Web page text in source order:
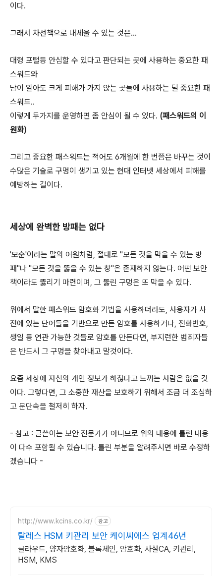
이다.
그래서 차선책으로 내세울 수 있는 것은...
대형 포털등 안심할 수 있다고 판단되는 곳에 사용하는 중요한 패
스워드와
남이 알아도 크게 피해가 가지 않는 곳들에 사용하는 덜 중요한 패
스워드..
이렇게 두가지를 운영하면 좀 안심이 될 수 있다. (패스워드의 이
원화)
그리고 중요한 패스워드는 적어도 6개월에 한 번쯤은 바꾸는 것이
수많은 기술로 구멍이 생기고 있는 현대 인터넷 세상에서 피해를
예방하는 길이다.
세상에 완벽한 방패는 없다
'모순'이라는 말의 어원처럼, 절대로 "모든 것을 막을 수 있는 방
패"나 "모든 것을 뚫을 수 있는 창"은 존재하지 않는다. 어떤 보안
책이라도 뚫리기 마련이며, 그 뚫린 구멍은 또 막을 수 있다.
위에서 말한 패스워드 암호화 기법을 사용하더라도, 사용자가 사
전에 있는 단어들을 기반으로 만든 암호를 사용하거나, 전화번호,
생일 등 연관 가능한 것들로 암호를 만든다면, 부지런한 범죄자들
은 반드시 그 구멍을 찾아내고 말것이다.
요즘 세상에 자신의 개인 정보가 하찮다고 느끼는 사람은 없을 것
이다. 그렇다면, 그 소중한 재산을 보호하기 위해서 조금 더 조심하
고 문단속을 철저히 하자.
- 참고 : 글쓴이는 보안 전문가가 아니므로 위의 내용에 틀린 내용
이 다수 포함될 수 있습니다. 틀린 부분을 알려주시면 바로 수정하
겠습니다 -
http://www.kcins.co.kr/ 광고
탈레스 HSM 키관리 보안 케이씨에스 업계46년
클라우드, 양자암호화, 블록체인, 암호화, 사설CA, 키관리,
HSM, KMS